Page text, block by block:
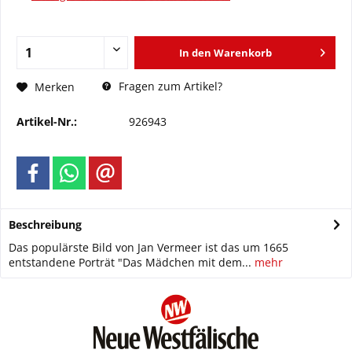
In den Warenkorb
Merken Fragen zum Artikel?
Artikel-Nr.: 926943
Beschreibung
Das populärste Bild von Jan Vermeer ist das um 1665
entstandene Porträt "Das Mädchen mit dem... mehr